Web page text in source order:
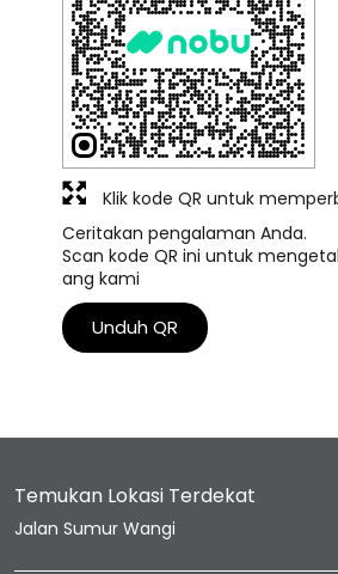
Ceritakan pengalaman Anda.
Scan kode QR ini untuk
ang kami
Unduh QR
Klik kode QR untuk
Temukan Lokasi Terdekat
Jalan Sumur Wangi